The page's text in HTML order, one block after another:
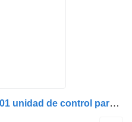
Unitate de control 14779A P01 unidad de control para Scania 14779A-P01 10271507-13 camión